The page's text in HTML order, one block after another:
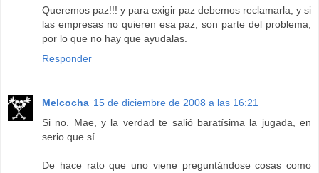
Queremos paz!!! y para exigir paz debemos reclamarla, y si
las empresas no quieren esa paz, son parte del problema,
por lo que no hay que ayudalas.
Responder
Melcocha 15 de diciembre de 2008 a las 16:21
Si no. Mae, y la verdad te salió baratísima la jugada, en
serio que sí.
De hace rato que uno viene preguntándose cosas como